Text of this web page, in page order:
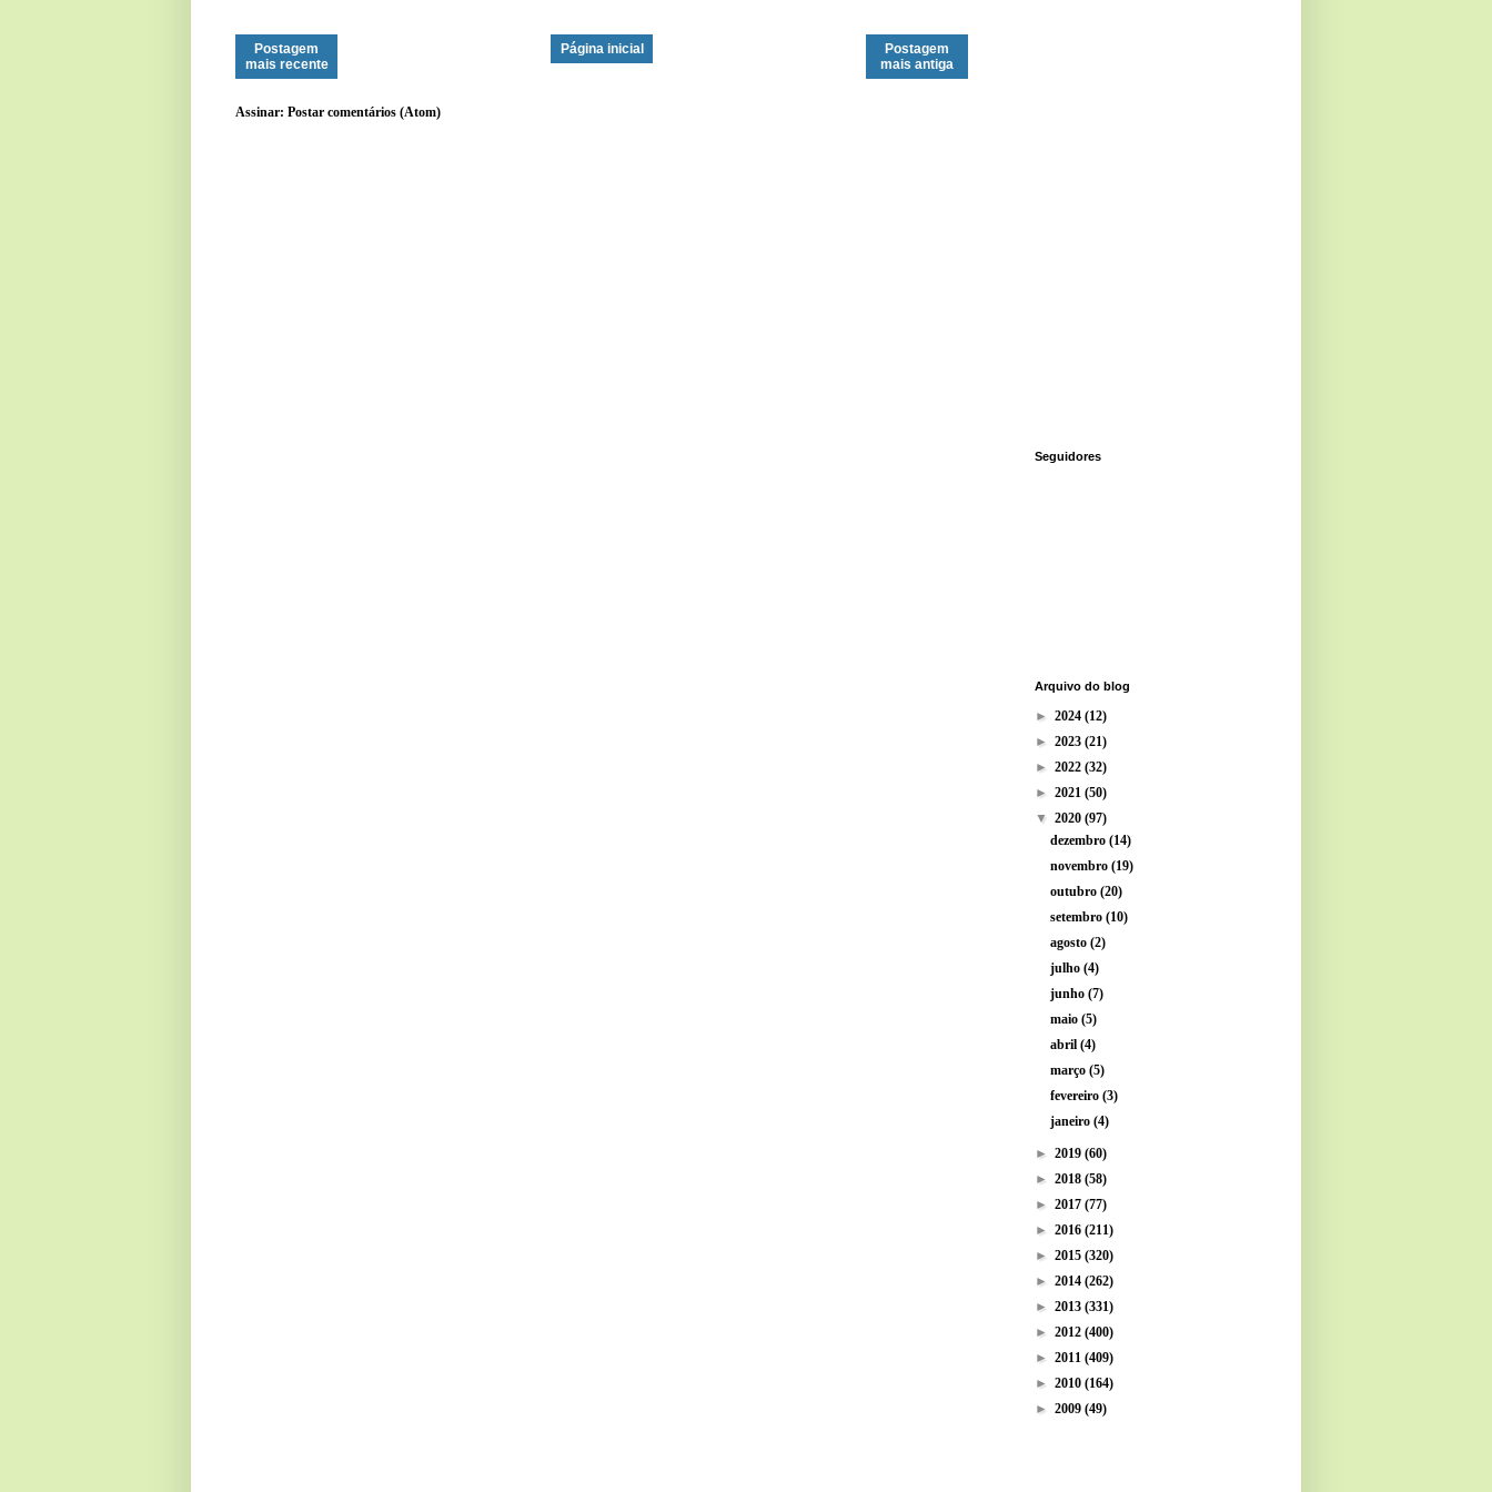
Postagem
mais recente
Postagem
mais antiga
Página inicial
Assinar: Postar comentários (Atom)
Seguidores
Arquivo do blog
► 2024 (12)
► 2023 (21)
► 2022 (32)
► 2021 (50)
▼ 2020 (97)
dezembro(14)
novembro(19)
outubro(20)
setembro(10)
agosto(2)
julho(4)
junho(7)
maio(5)
abril(4)
março(5)
fevereiro(3)
janeiro(4)
► 2019 (60)
► 2018 (58)
► 2017 (77)
► 2016 (211)
► 2015 (320)
► 2014 (262)
► 2013 (331)
► 2012 (400)
► 2011 (409)
► 2010 (164)
► 2009 (49)